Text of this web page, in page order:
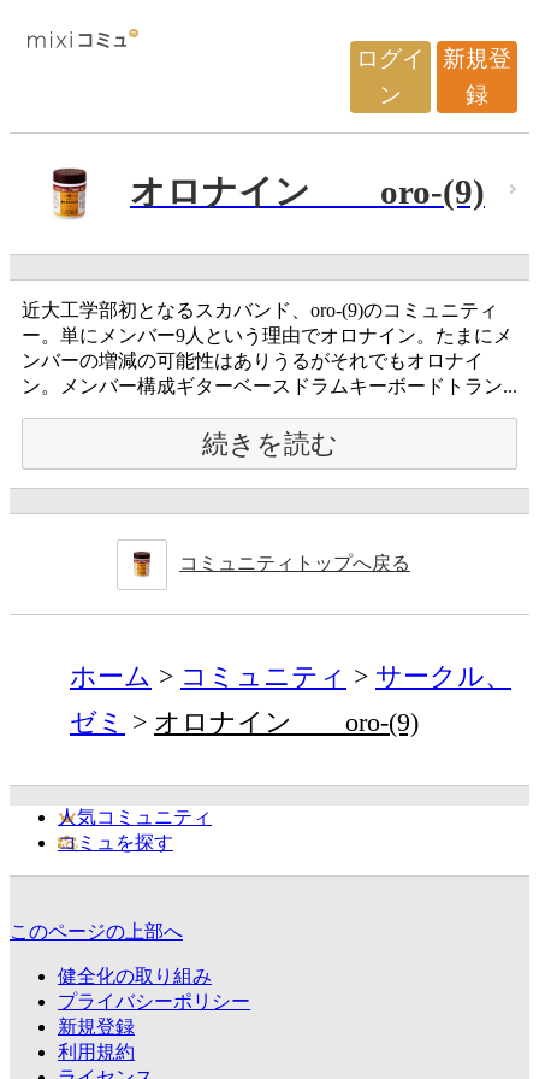
ログイ
ン
新規登
録
オロナイン oro-(9)
近大工学部初となるスカバンド、oro-(9)のコミュニティ
ー。単にメンバー9人という理由でオロナイン。たまにメ
ンバーの増減の可能性はありうるがそれでもオロナイ
ン。メンバー構成ギターベースドラムキーボードトラン...
続きを読む
コミュニティトップへ戻る
ホーム コミュニティ
サークル、
ゼミ
オロナイン oro-(9)
人気コミュニティ
コミュを探す
このページの上部へ
健全化の取り組み
プライバシーポリシー
新規登録
利用規約